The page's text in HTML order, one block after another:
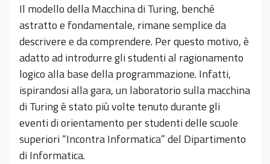
Il modello della Macchina di Turing, benché
astratto e fondamentale, rimane semplice da
descrivere e da comprendere. Per questo motivo, è
adatto ad introdurre gli studenti al ragionamento
logico alla base della programmazione. Infatti,
ispirandosi alla gara, un laboratorio sulla macchina
di Turing è stato più volte tenuto durante gli
eventi di orientamento per studenti delle scuole
superiori “Incontra Informatica” del Dipartimento
di Informatica.